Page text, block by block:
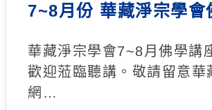
7~8月份 華藏淨宗學會
華藏淨宗學會7~8月佛學講
歡迎蒞臨聽講。敬請留意華
網…